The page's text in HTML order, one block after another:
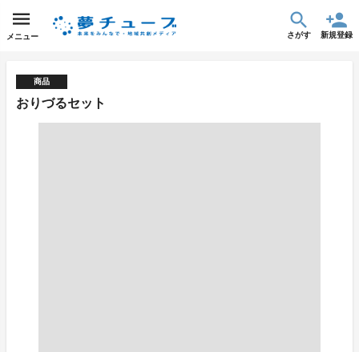
メニュー さがす 新規登録
商品
おりづるセット